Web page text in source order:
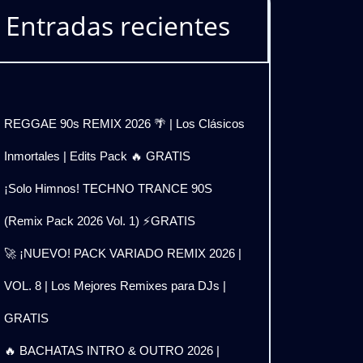
Entradas recientes
REGGAE 90s REMIX 2026 🌴 | Los Clásicos
Inmortales | Edits Pack 🔥 GRATIS
¡Solo Himnos! TECHNO TRANCE 90S
(Remix Pack 2026 Vol. 1) ⚡GRATIS
🚀 ¡NUEVO! PACK VARIADO REMIX 2026 |
VOL. 8 | Los Mejores Remixes para DJs |
GRATIS
🔥 BACHATAS INTRO & OUTRO 2026 |